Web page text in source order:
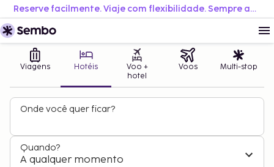
Reserve facilmente. Viaje com flexibilidade. Sempre ao melhor preço.
Viagens Hotéis
Voo +
hotel
Voos Multi-stop
Onde você quer ficar?
Quando?
A qualquer momento